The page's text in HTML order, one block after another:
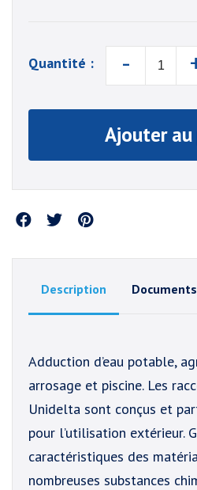
Quantité : -
Ajouter au
Partager
Description
Adduction d’eau potable,
arrosage et piscine. Les
Unidelta sont conçus et
pour l’utilisation extérieur.
caractéristiques des
nombreuses substances